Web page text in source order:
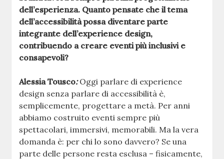
dell’esperienza. Quanto pensate che il tema
dell’accessibilità possa diventare parte
integrante dell’experience design,
contribuendo a creare eventi più inclusivi e
consapevoli?
Alessia Tousco: Oggi parlare di experience
design senza parlare di accessibilità è,
semplicemente, progettare a metà. Per anni
abbiamo costruito eventi sempre più
spettacolari, immersivi, memorabili. Ma la vera
domanda è: per chi lo sono davvero? Se una
parte delle persone resta esclusa – fisicamente,